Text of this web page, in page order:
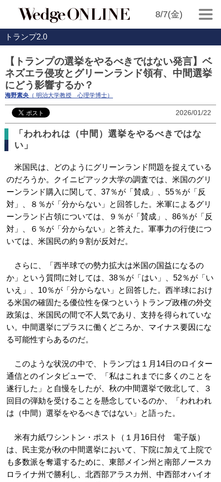
8/7(金)
トランプ2.0
【トランプの選挙をやるべきではない発言】ベ
ネズエラ侵攻とグリーンランド領有、中間選挙
にどう影響するか？
海野素央 （ 明治大学教授 心理学博士）
2026/01/22
「われわれは（中間）選挙をやるべきではな
い」
米国民は、どのようにグリーンランド問題を捉えている
のだろうか。クイニピアック大学の調査では、米国のグリ
ーンランド購入に関して、37％が「賛成」、55％が「反
対」、８％が「分からない」と回答した。米軍によるグリ
ーンランド占領については、９％が「賛成」、86％が「反
対」、６％が「分からない」と答えた。軍事力の行使につ
いては、米国民の約９割が反対だ。
さらに、「西半球での勢力拡大は米国の国益になるの
か」という質問に対しては、38％が「はい」、52％が「い
いえ」、10％が「分からない」と回答した。西半球におけ
る米国の確固たる優位性を保つというトランプ政権の外交
政策は、米国民の間で不人気であり、支持を得られていな
い。中間選挙にプラスに働くどころか、マイナス要因にな
る可能性すらあるのだ。
このような状況の中で、トランプは１月14日のロイター
通信とのインタビューで、「私はこれまでに多くのことを
遂行した」と自慢をしたが、秋の中間選挙で敗北して、３
回目の弾劾を受けることを懸念しているのか、「われわれ
は（中間）選挙をやるべきではない」と語った。
米有力紙ワシントン・ポスト（１月16日付 電子版）
は、民主党が秋の中間選挙において、下院に加えて上院で
も多数派を奪還するために、東部メイン州と南部ノースカ
ロライナ州で勝利し、北西部アラスカ州、中西部オハイオ